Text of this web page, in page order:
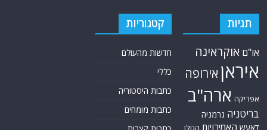
תגיות
או"ם אוקראינה
איראן אירופה
אפריקה ארה"ב
בריטניה גרמניה
דאעש האמירויות הגולן
קטגוריות
חדשות מהעולם
כללי
כתבות היסטוריה
כתבות מומחים